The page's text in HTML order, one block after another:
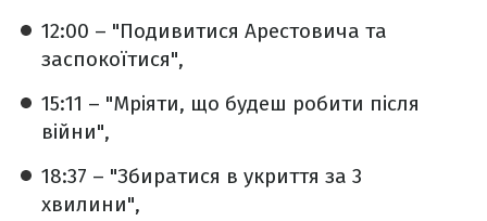
12:00 – "Подивитися Арестовича та
заспокоїтися",
15:11 – "Мріяти, що будеш робити після
війни",
18:37 – "Збиратися в укриття за 3
хвилини",